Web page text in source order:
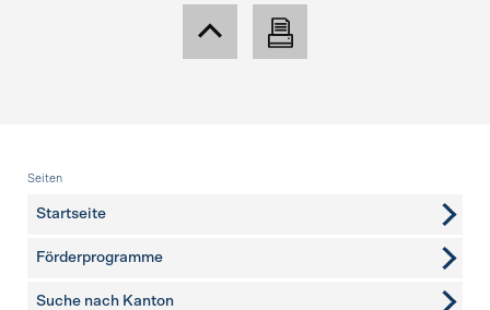
Fusszeile
Seiten
Startseite
Förderprogramme
Suche nach Kanton